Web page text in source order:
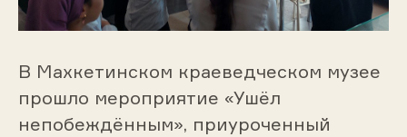
В Махкетинском краеведческом музее
прошло мероприятие «Ушёл
непобеждённым», приуроченный